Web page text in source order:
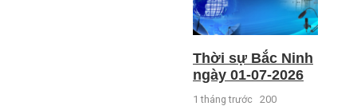
Thời sự Bắc Ninh
ngày 01-07-2026
1 tháng trước 200